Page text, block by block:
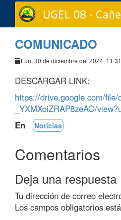
UGEL 08 -
COMUNICADO
Lun, 30 de diciembre del 2024,
DESCARGAR LINK:
https://drive.google.com/file/
_YXMXoiZRAP8zeAO/
En
Noticias
Comentarios
Deja una respuesta
Tu dirección de correo
Los campos obligatorios